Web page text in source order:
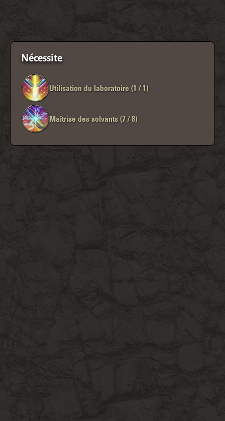
Nécessite
Utilisation du laboratoire (1 / 1)
Maîtrise des solvants (7 / 8)